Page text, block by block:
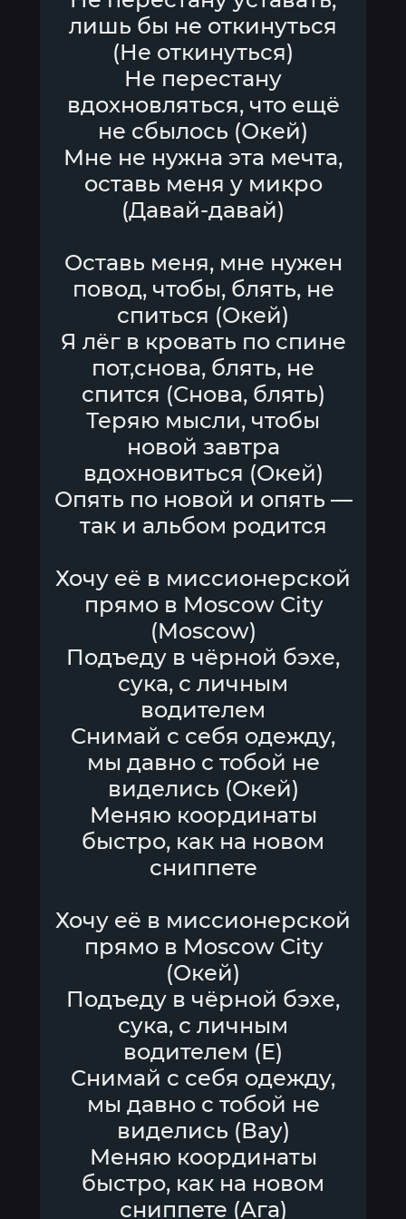
лишь бы не откинуться
(Не откинуться)
Не перестану
вдохновляться, что ещё
не сбылось (Окей)
Мне не нужна эта мечта,
оставь меня у микро
(Давай-давай)
Оставь меня, мне нужен
повод, чтобы, блять, не
спиться (Окей)
Я лёг в кровать по спине
пот,снова, блять, не
спится (Снова, блять)
Теряю мысли, чтобы
новой завтра
вдохновиться (Окей)
Опять по новой и опять —
так и альбом родится
Хочу её в миссионерской
прямо в Moscow City
(Moscow)
Подъеду в чёрной бэхе,
сука, с личным
водителем
Снимай с себя одежду,
мы давно с тобой не
виделись (Окей)
Меняю координаты
быстро, как на новом
сниппете
Хочу её в миссионерской
прямо в Moscow City
(Окей)
Подъеду в чёрной бэхе,
сука, с личным
водителем (Е)
Снимай с себя одежду,
мы давно с тобой не
виделись (Вау)
Меняю координаты
быстро, как на новом
сниппете (Ага)